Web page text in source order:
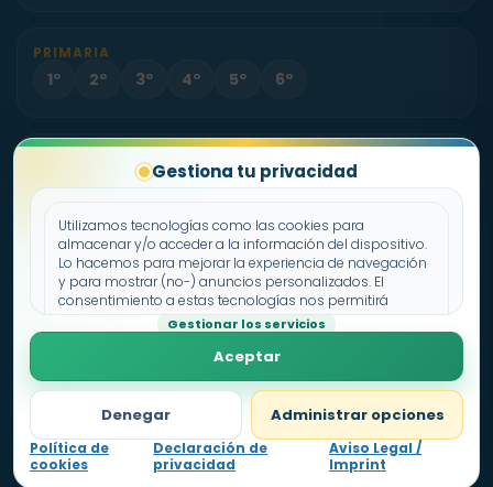
Gestiona tu privacidad
Utilizamos tecnologías como las cookies para
almacenar y/o acceder a la información del dispositivo.
Lo hacemos para mejorar la experiencia de navegación
y para mostrar (no-) anuncios personalizados. El
consentimiento a estas tecnologías nos permitirá
procesar datos como el comportamiento de
navegación o los ID's únicos en este sitio. No consentir o
retirar el consentimiento, puede afectar negativamente a
Gestionar los servicios
Aceptar
Denegar Administrar opciones
Política de
cookies
Declaración de
privacidad
Aviso Legal /
Imprint
Nivel1
PRIMARIA
1º 2º 3º 4º 5º 6º
Sobre Fichas.es Contacto
Política de cookies
Declaración de privacidad
Aviso legal